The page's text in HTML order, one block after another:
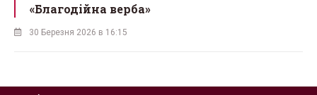
«Благодійна верба»
30 Березня 2026 в 16:15